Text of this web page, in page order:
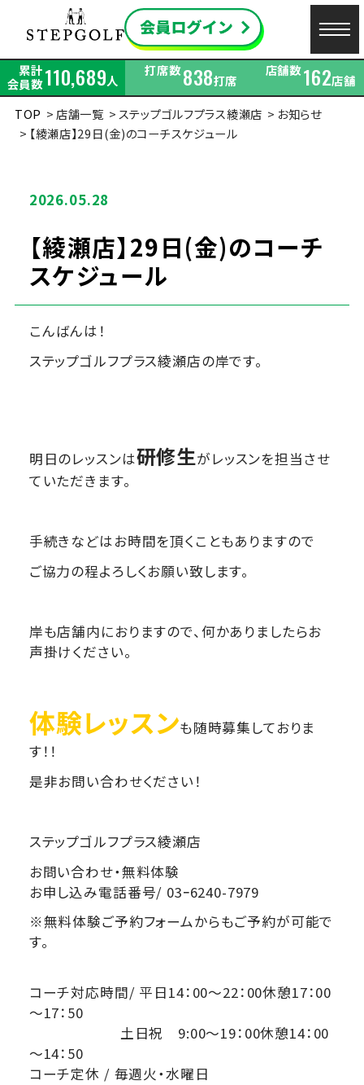
累計
会員数110,689人
打席数838打席
店舗数162店舗
TOP
店舗一覧 ステップゴルフプラス綾瀬店
お知らせ
【綾瀬店】29日(金)のコーチスケジュール
2026.05.28
【綾瀬店】29日(金)のコーチ
スケジュール
こんばんは！
ステップゴルフプラス綾瀬店の岸です。
明日のレッスンは研修生がレッスンを担当させ
ていただきます。
手続きなどはお時間を頂くこともありますので
ご協力の程よろしくお願い致します。
岸も店舗内におりますので、何かありましたらお
声掛けください。
体験レッスンも随時募集しておりま
す！！
是非お問い合わせください！
ステップゴルフプラス綾瀬店
お問い合わせ・無料体験
お申し込み電話番号/ 03ｰ6240-7979
※無料体験ご予約フォームからもご予約が可能で
す。
コーチ対応時間/ 平日14：00～22：00休憩17：00
～17：50
土日祝 9:00～19：00休憩14：00
～14：50
コーチ定休 / 毎週火・水曜日